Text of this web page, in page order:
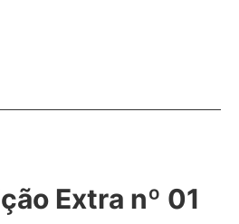
Extra nº 01